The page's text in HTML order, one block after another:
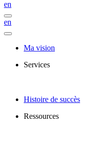
en
en
Ma vision
Services
Histoire de succès
Ressources